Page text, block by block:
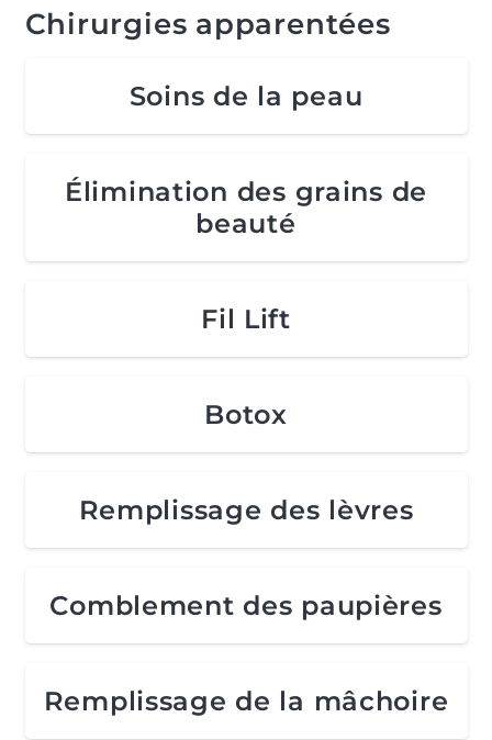
Chirurgies apparentées
Soins de la peau
Élimination des grains de
beauté
Fil Lift
Botox
Remplissage des lèvres
Comblement des paupières
Remplissage de la mâchoire